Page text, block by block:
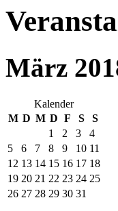
März
Kalender
M D M D F S
S
1
2 3
4
5
6 7 8 9 10 11
12 13 14 15 16 17 18
19 20 21 22 23 24 25
26 27 28 29 30 31